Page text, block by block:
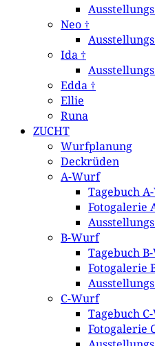
Neo †
Ida †
Edda †
Ellie
Runa
ZUCHT
Wurfplanung
Deckrüden
A-Wurf
Tagebuch
Fotogalerie
B-Wurf
Tagebuch
Fotogalerie
C-Wurf
Tagebuch
Fotogalerie